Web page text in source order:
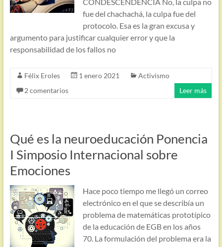
fue del chachachá, la culpa fue del
protocolo. Esa es la gran excusa y
argumento para justificar cualquier error y que la
responsabilidad de los fallos no
Félix Eroles 1 enero 2021
Activismo
2 comentarios
Leer más
Qué es la neuroeducación Ponencia
I Simposio Internacional sobre
Emociones
Hace poco tiempo me llegó un correo
electrónico en el que se describía un
problema de matemáticas prototípico
de la educación de EGB en los años
70. La formulación del problema era la